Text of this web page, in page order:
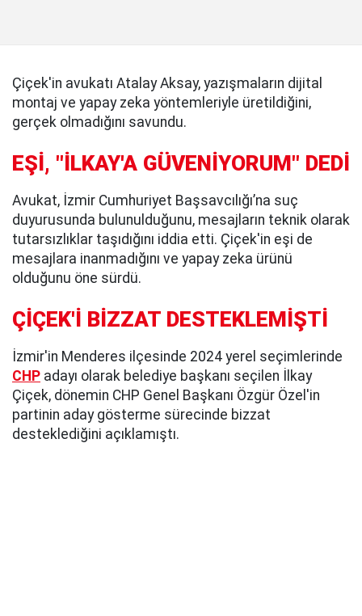
Çiçek'in avukatı Atalay Aksay, yazışmaların dijital
montaj ve yapay zeka yöntemleriyle üretildiğini,
gerçek olmadığını savundu.
EŞİ, "İLKAY'A GÜVENİYORUM" DEDİ
Avukat, İzmir Cumhuriyet Başsavcılığı’na suç
duyurusunda bulunulduğunu, mesajların teknik olarak
tutarsızlıklar taşıdığını iddia etti. Çiçek'in eşi de
mesajlara inanmadığını ve yapay zeka ürünü
olduğunu öne sürdü.
ÇİÇEK'İ BİZZAT DESTEKLEMİŞTİ
İzmir'in Menderes ilçesinde 2024 yerel seçimlerinde
CHP adayı olarak belediye başkanı seçilen İlkay
Çiçek, dönemin CHP Genel Başkanı Özgür Özel'in
partinin aday gösterme sürecinde bizzat
desteklediğini açıklamıştı.